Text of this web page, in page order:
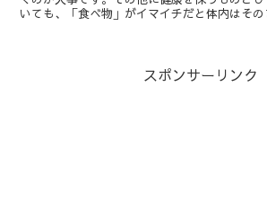
いても、「食べ物」がイマイチだと体内はそ
スポンサーリンク